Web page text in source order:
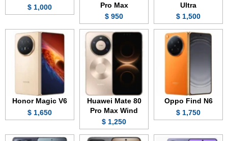
Ultra
1,500 $
Pro Max
950 $
1,000 $
Oppo Find N6
1,750 $
Huawei Mate 80
Pro Max Wind
1,250 $
Honor Magic V6
1,650 $